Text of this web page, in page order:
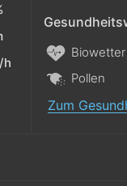
h
Biowetter
Pollen
Zum